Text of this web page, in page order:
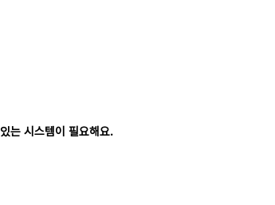
는 시스템이 필요해요.